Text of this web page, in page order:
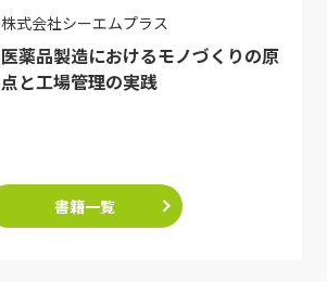
株式会社シーエムプラス
医薬品製造におけるモノづくりの原
点と工場管理の実践
書籍一覧